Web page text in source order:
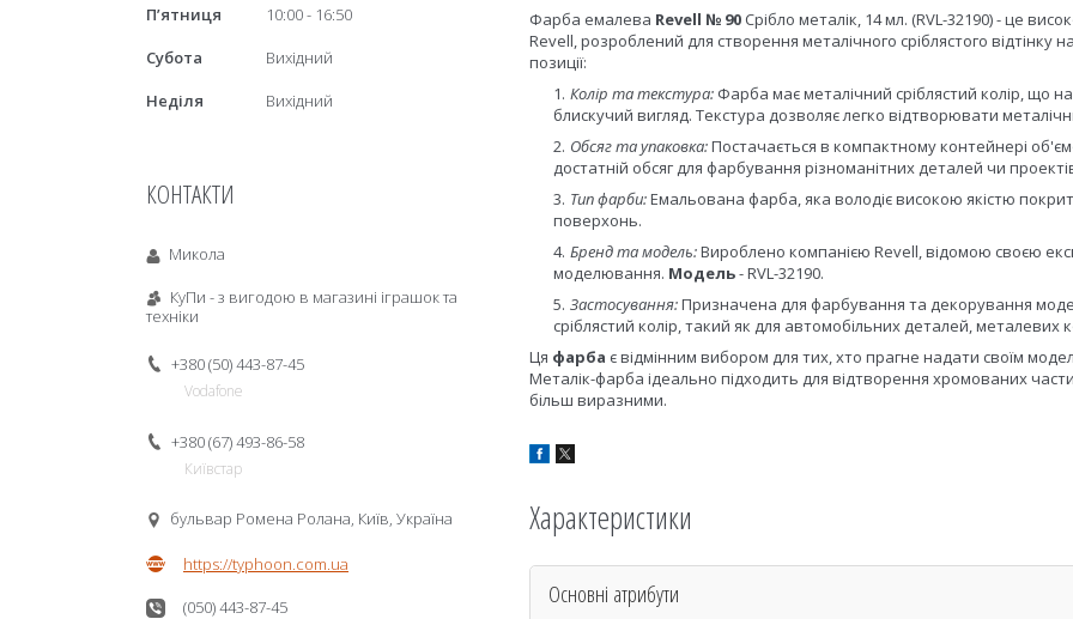
Фарба емалева Revell № 90 Срібло металік, 14 мл. (RVL-32190) - це
Revell, розроблений для створення металічного сріблястого
позиції:
Колір та текстура: Фарба має металічний сріблястий колір, що
блискучий вигляд. Текстура дозволяє легко відтворювати
Обсяг та упаковка:Постачається в компактному контейнері
достатній обсяг для фарбування різноманітних деталей чи
Тип фарби:Емальована фарба, яка володіє високою якістю
поверхонь.
Бренд та модель:Вироблено компанією Revell, відомою своєю
моделювання. Модель- RVL-32190.
Застосування:Призначена для фарбування та декорування
сріблястий колір, такий як для автомобільних деталей,
Ця фарба є відмінним вибором для тих, хто прагне надати своїм
Металік-фарба ідеально підходить для відтворення хромованих
більш виразними.
Характеристики
Основні атрибути
Пʼятниця
10:00
16:50
Субота
Вихідний
Неділя
Вихідний
КОНТАКТИ
Микола
КуПи - з вигодою в магазині іграшок та
техніки
+380 (50) 443-87-45
Vodafone
+380 (67) 493-86-58
Київстар
бульвар Ромена Ролана, Київ, Україна
https://typhoon.com.ua
(050) 443-87-45